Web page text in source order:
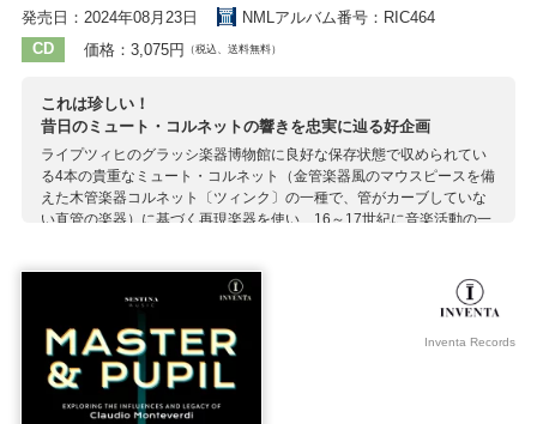
発売日：2024年08月23日
NMLアルバム番号：RIC464
CD
価格：3,075円 （税込、送料無料）
これは珍しい！
昔日のミュート・コルネットの響きを忠実に辿る好企画
ライプツィヒのグラッシ楽器博物館に良好な保存状態で収められてい
る4本の貴重なミュート・コルネット（金管楽器風のマウスピースを備
えた木管楽器コルネット〔ツィンク〕の一種で、管がカーブしていな
い直管の楽器）に基づく再現楽器を使い、16～17世紀に音楽活動の一
域にゆかりのある作曲家の作品ばかりが集められています。ドイツ中
部カッセルは16世紀の終わりから17世紀にかけてヘッセン＝カッセル
方伯モーリッツの宮廷があり、その宮廷の財産は大半が失われたもの
の、楽器の一部はグラッシ博物館に保存されています。それに基づく
再現楽器を使ったこの録音は、当時の響きをかなり忠実によみがえら
せていると言えるでしょう。 企画の主であるコルネット奏者ランベー
ル・コルソンが、声楽家アリス・フォクルールと共に結成したインア
Inventa Records